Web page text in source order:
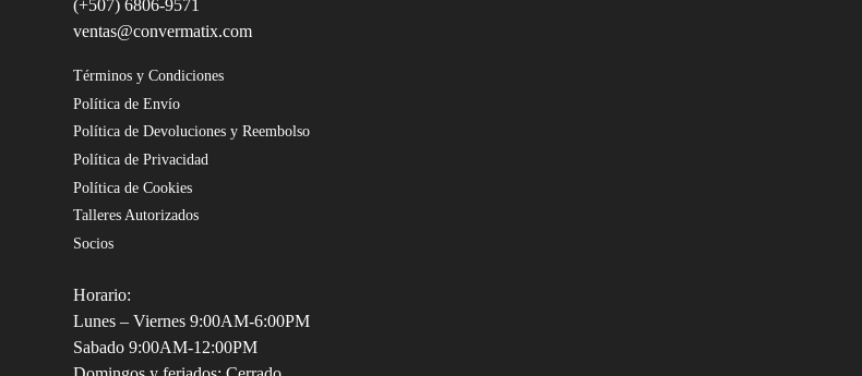
(+507) 6806-9571
ventas@convermatix.com
Términos y Condiciones
Política de Envío
Política de Devoluciones y Reembolso
Política de Privacidad
Política de Cookies
Talleres Autorizados
Socios
Horario:
Lunes – Viernes 9:00AM-6:00PM
Sabado 9:00AM-12:00PM